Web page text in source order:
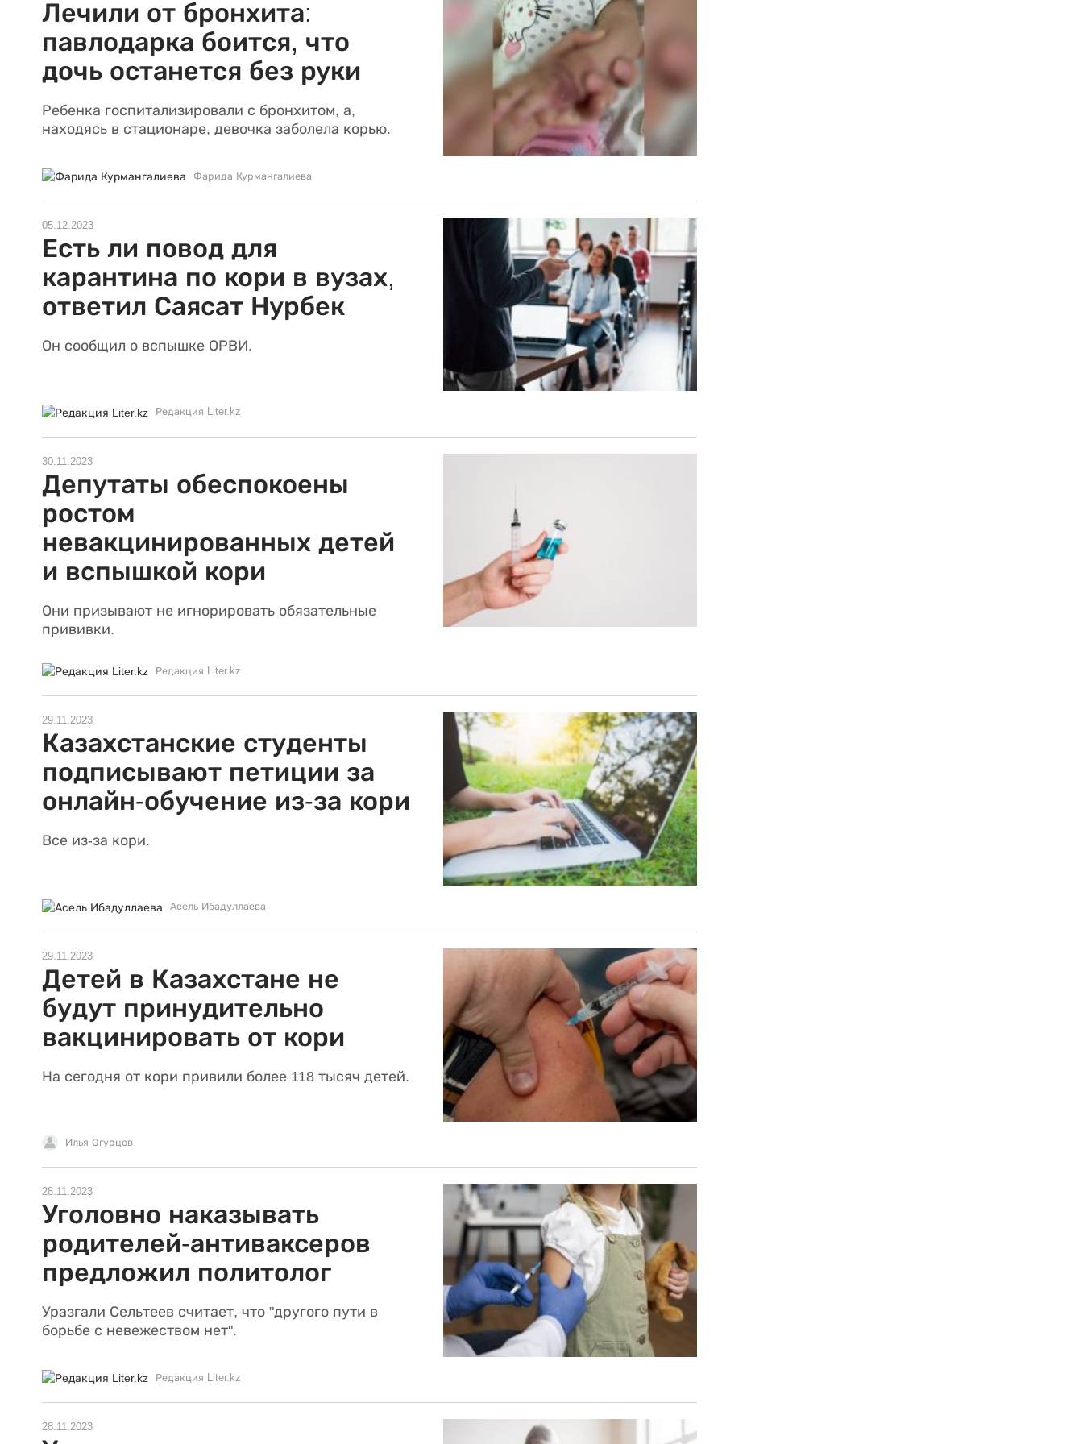
Лечили от бронхита:
павлодарка боится, что
дочь останется без руки
Ребенка госпитализировали с бронхитом, а,
находясь в стационаре, девочка заболела корью.
Фарида Курмангалиева
05.12.2023
Есть ли повод для
карантина по кори в вузах,
ответил Саясат Нурбек
Он сообщил о вспышке ОРВИ.
Редакция Liter.kz
30.11.2023
Депутаты обеспокоены
ростом
невакцинированных детей
и вспышкой кори
Они призывают не игнорировать обязательные
прививки.
Редакция Liter.kz
29.11.2023
Казахстанские студенты
подписывают петиции за
онлайн-обучение из-за кори
Все из-за кори.
Асель Ибадуллаева
29.11.2023
Детей в Казахстане не
будут принудительно
вакцинировать от кори
На сегодня от кори привили более 118 тысяч детей.
Илья Огурцов
28.11.2023
Уголовно наказывать
родителей-антиваксеров
предложил политолог
Уразгали Сельтеев считает, что "другого пути в
борьбе с невежеством нет".
Редакция Liter.kz
28.11.2023